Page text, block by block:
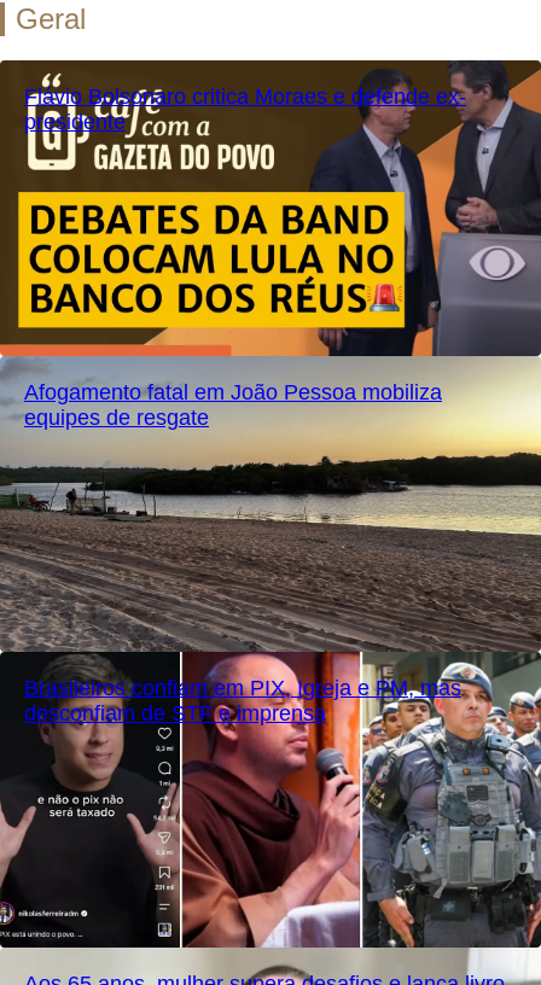
Geral
Flávio Bolsonaro critica Moraes e defende ex-
presidente
Afogamento fatal em João Pessoa mobiliza
equipes de resgate
Brasileiros confiam em PIX, Igreja e PM, mas
desconfiam de STF e imprensa